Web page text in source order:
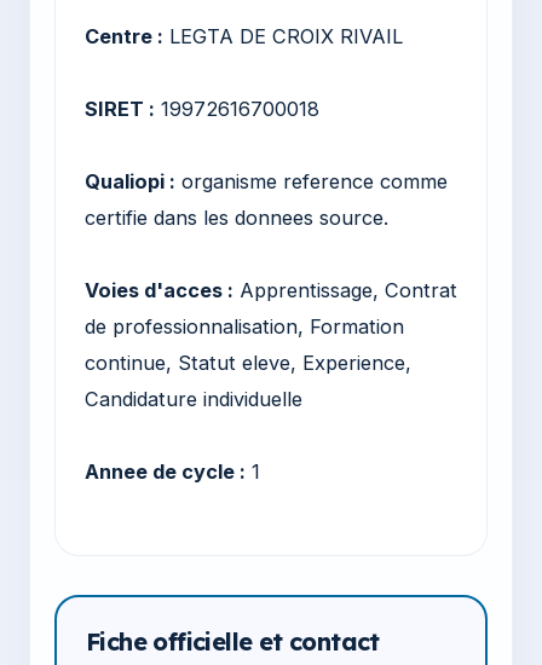
Centre : LEGTA DE CROIX RIVAIL
SIRET : 19972616700018
Qualiopi : organisme reference comme
certifie dans les donnees source.
Voies d'acces : Apprentissage, Contrat
de professionnalisation, Formation
continue, Statut eleve, Experience,
Candidature individuelle
Annee de cycle : 1
Fiche officielle et contact